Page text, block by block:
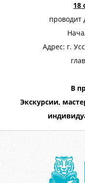
18
проводит
Адрес: г.
В
Экскурсии,